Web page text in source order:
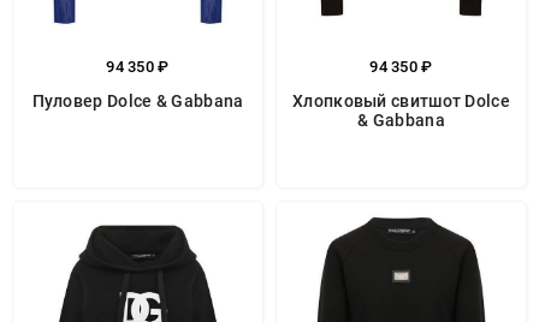
94 350 ₽
Пуловер Dolce & Gabbana
94 350 ₽
Хлопковый свитшот Dolce
& Gabbana